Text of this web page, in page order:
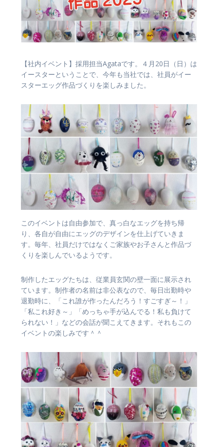
【社内イベント】採用担当Agataです。４月20日（日）は
イースターということで、今年も当社では、社員がイー
スターエッグ作品づくりを楽しみました。
このイベントは自由参加で、真っ白なエッグを持ち帰
り、各自が自由にエッグのデザインを仕上げていきま
す。毎年、社員だけではなくご家族やお子さんと作品づ
くりを楽しんでいるようです。
制作したエッグたちは、従業員玄関の壁一面に展示され
ています。制作者の名前は非公表なので、毎日出勤時や
退勤時に、「これ誰が作ったんだろう！すごすぎ～！」
「私これ好き～」「めっちゃ手が込んでる！私も負けて
られない！」などの会話が聞こえてきます。それもこの
イベントの楽しみです＾＾